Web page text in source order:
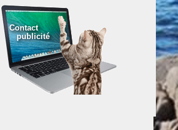
Contact
publicité